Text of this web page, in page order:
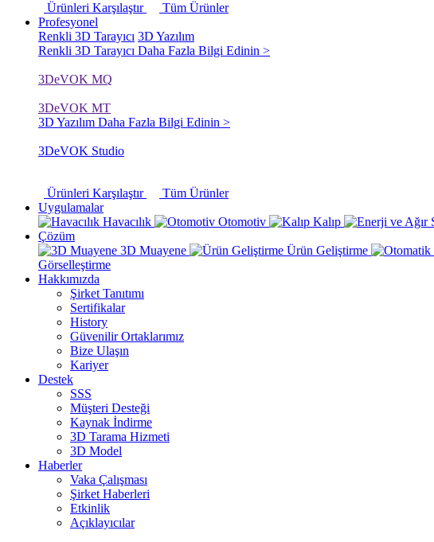
Ürünleri Karşılaştır
Tüm Ürünler
Profesyonel
Renkli 3D Tarayıcı 3D Yazılım
Renkli 3D Tarayıcı Daha Fazla Bilgi Edinin >
3DeVOK MQ
3DeVOK MT
3D Yazılım Daha Fazla Bilgi Edinin >
3DeVOK Studio
Ürünleri Karşılaştır
Tüm Ürünler
Uygulamalar
Havacılık
Otomotiv Kalıp
Çözüm
3D Muayene
Ürün Geliştirme
Görselleştirme
Hakkımızda
Şirket Tanıtımı
Sertifikalar
History
Güvenilir Ortaklarımız
Bize Ulaşın
Kariyer
Destek
SSS
Müşteri Desteği
Kaynak İndirme
3D Tarama Hizmeti
3D Model
Haberler
Vaka Çalışması
Şirket Haberleri
Etkinlik
Açıklayıcılar